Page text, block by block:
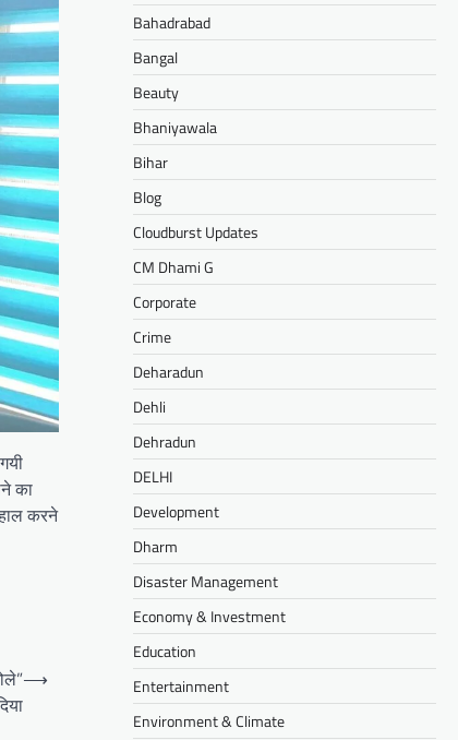
का
करने
⟶
Bahadrabad
Bangal
Beauty
Bhaniyawala
Bihar
Blog
Cloudburst Updates
CM Dhami G
Corporate
Crime
Deharadun
Dehli
Dehradun
DELHI
Development
Dharm
Disaster Management
Economy & Investment
Education
Entertainment
Environment & Climate